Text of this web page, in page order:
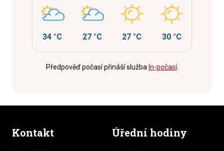
34 °C 27 °C 27 °C 30 °C
Předpověď počasí přináší služba In-počasí.
Kontakt Úřední hodiny